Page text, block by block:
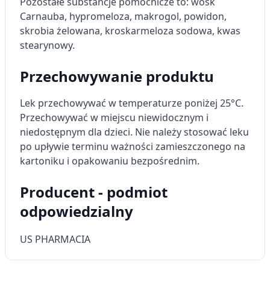
Carnauba, hypromeloza, makrogol, powidon,
skrobia żelowana, kroskarmeloza sodowa, kwas
stearynowy.
Przechowywanie produktu
Lek przechowywać w temperaturze poniżej 25°C.
Przechowywać w miejscu niewidocznym i
niedostępnym dla dzieci. Nie należy stosować leku
po upływie terminu ważności zamieszczonego na
kartoniku i opakowaniu bezpośrednim.
Producent - podmiot
odpowiedzialny
US PHARMACIA